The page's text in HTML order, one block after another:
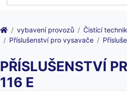
vybavení provozů Čistící
Příslušenství pro vysavače
PŘÍSLUŠENSTVÍ
116 E